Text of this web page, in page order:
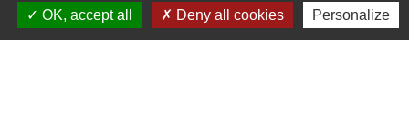
Contacts et Horaires
Commune de Labastide Saint-Georges
OK, accept all
Deny all cookies Personalize